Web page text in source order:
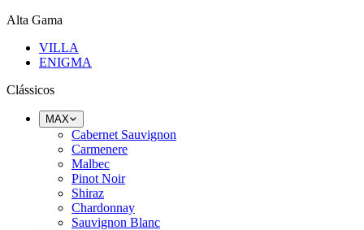
Alta Gama
VILLA
ENIGMA
Clássicos
MAX
Cabernet Sauvignon
Carmenere
Malbec
Pinot Noir
Shiraz
Chardonnay
Sauvignon Blanc